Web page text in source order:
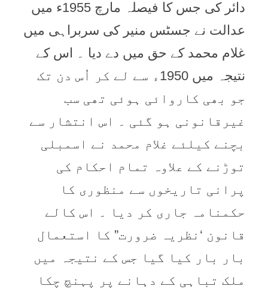
دائر کی جس کا فيصلہ مارچ 1955ء ميں
عدالت نے جسٹس منير کی سربراہی میں
غلام محمد کے حق میں دے ديا ۔ اس کے
نتيجہ میں 1950ء سے لے کر اُس دن تک
جو بھی کاروائی ہوئی تھی سب
غيرقانونی ہو گئی ۔ اس انتشار سے
بچنے کيلئے غلام محمد نے اسمبلی
توڑنے کے علاوہ تمام احکام کی
پرانی تاريخوں سے منظوری کا
حکمنامہ جاری کر ديا ۔ اس کالے
قانون ‘نظريہ ضرورت” کا استعمال
بار بار کيا گيا جس کے نتيجہ میں
ملک تباہی کے دہانے پر پہنچ چکا